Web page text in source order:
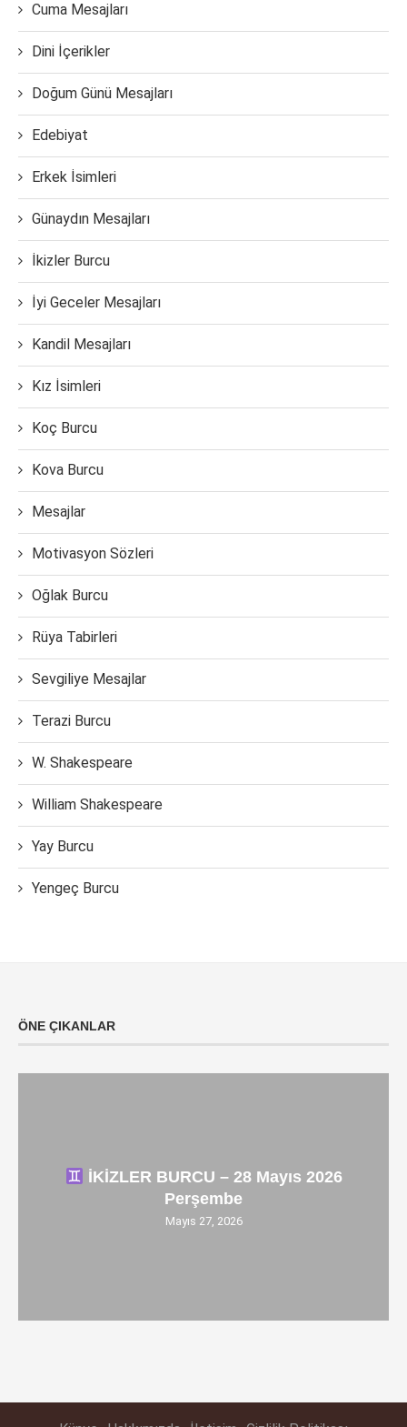
Cuma Mesajları
Dini İçerikler
Doğum Günü Mesajları
Edebiyat
Erkek İsimleri
Günaydın Mesajları
İkizler Burcu
İyi Geceler Mesajları
Kandil Mesajları
Kız İsimleri
Koç Burcu
Kova Burcu
Mesajlar
Motivasyon Sözleri
Oğlak Burcu
Rüya Tabirleri
Sevgiliye Mesajlar
Terazi Burcu
W. Shakespeare
William Shakespeare
Yay Burcu
Yengeç Burcu
ÖNE ÇIKANLAR
İKİZLER BURCU – 28 Mayıs 2026
Perşembe
Mayıs 27, 2026